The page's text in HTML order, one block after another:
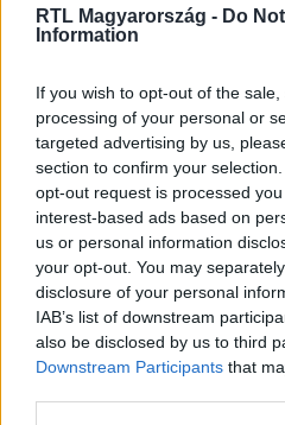
RTL Magyarország - Do
Information
If you wish to opt-out of the
processing of your personal or
targeted advertising by us,
section to confirm your
opt-out request is processed
interest-based ads based on
us or personal information
your opt-out. You may
disclosure of your personal
IAB’s list of downstream
also be disclosed by us to third
Downstream Participants that
#ANIKÓ SHOW #RTL GOLD
#NÁDAI ANIKÓ #TALK SHOW